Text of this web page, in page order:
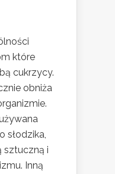
które
cukrzycy.
obniża
słodzika,
sztuczną i
Inną